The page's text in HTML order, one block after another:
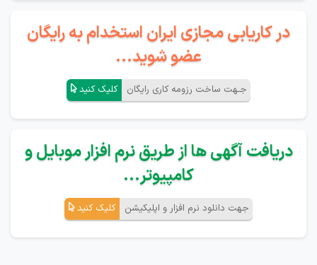
در کاریابی مجازی ایران استخدام به رایگان
عضو شوید...
جـهت ساخت رزومه کاری رایگان کلیک کنید
دریافت آگهی ها از طریق نرم افزار موبایل و
کامپیوتر...
جهت دانلود نرم افزار و اپلیکیشن کلیک کنید